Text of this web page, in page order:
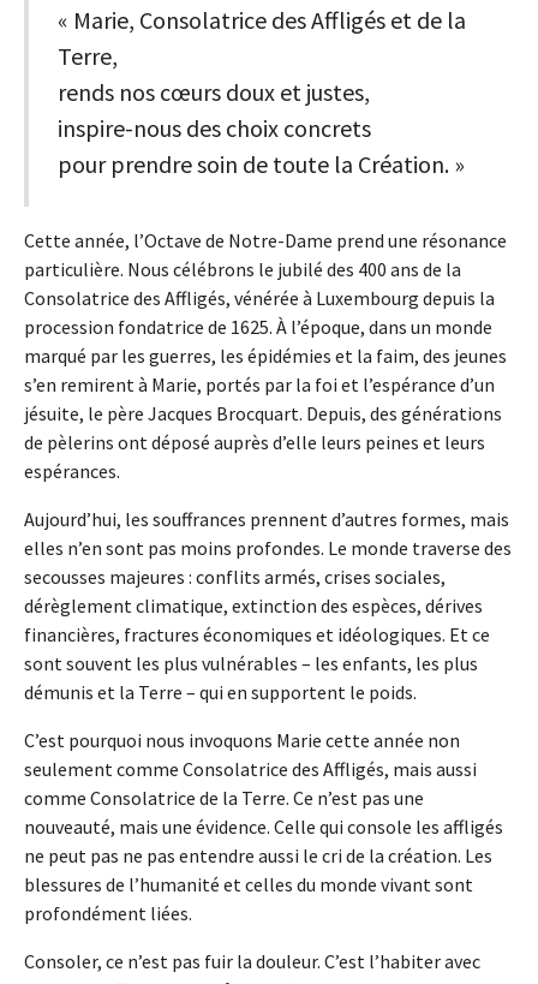
« Marie, Consolatrice des Affligés et de la
Terre,
rends nos cœurs doux et justes,
inspire-nous des choix concrets
pour prendre soin de toute la Création. »
Cette année, l’Octave de Notre-Dame prend une résonance
particulière. Nous célébrons le jubilé des 400 ans de la
Consolatrice des Affligés, vénérée à Luxembourg depuis la
procession fondatrice de 1625. À l’époque, dans un monde
marqué par les guerres, les épidémies et la faim, des jeunes
s’en remirent à Marie, portés par la foi et l’espérance d’un
jésuite, le père Jacques Brocquart. Depuis, des générations
de pèlerins ont déposé auprès d’elle leurs peines et leurs
espérances.
Aujourd’hui, les souffrances prennent d’autres formes, mais
elles n’en sont pas moins profondes. Le monde traverse des
secousses majeures : conflits armés, crises sociales,
dérèglement climatique, extinction des espèces, dérives
financières, fractures économiques et idéologiques. Et ce
sont souvent les plus vulnérables – les enfants, les plus
démunis et la Terre – qui en supportent le poids.
C’est pourquoi nous invoquons Marie cette année non
seulement comme Consolatrice des Affligés, mais aussi
comme Consolatrice de la Terre. Ce n’est pas une
nouveauté, mais une évidence. Celle qui console les affligés
ne peut pas ne pas entendre aussi le cri de la création. Les
blessures de l’humanité et celles du monde vivant sont
profondément liées.
Consoler, ce n’est pas fuir la douleur. C’est l’habiter avec